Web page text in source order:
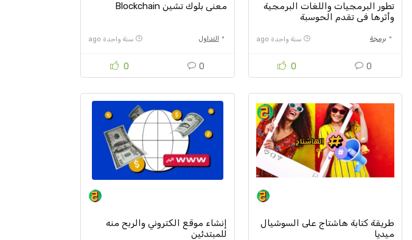
تطور البرمجيات واللغات البرمجية
وأثرها في تقدم الحوسبة
برمجة سنة واحدة ago
0 0
معنى بلوك تشين Blockchain
التداول سنة واحدة ago
0 0
طريقة كتابة هاشتاج على السوشيال
ميديا
إنشاء موقع الكتروني والربح منه
للمبتدئين